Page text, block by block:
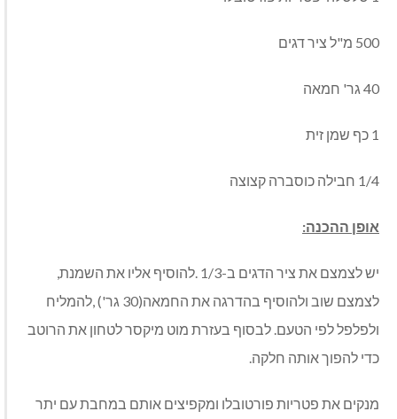
500 מ"ל ציר דגים
40 גר' חמאה
1 כף שמן זית
1/4 חבילה כוסברה קצוצה
אופן ההכנה:
יש לצמצם את ציר הדגים ב-1/3 .להוסיף אליו את השמנת,
לצמצם שוב ולהוסיף בהדרגה את החמאה(30 גר') ,להמליח
ולפלפל לפי הטעם. לבסוף בעזרת מוט מיקסר לטחון את הרוטב
כדי להפוך אותה חלקה.
מנקים את פטריות פורטובלו ומקפיצים אותם במחבת עם יתר